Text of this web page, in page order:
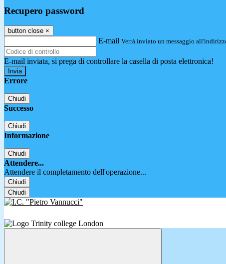
Recupero password
button close ×
E-mail Verrà inviato un messaggio
E-mail inviata, si prega di controllare la casella di posta elettronica!
Errore
Chiudi
Successo
Chiudi
Informazione
Chiudi
Attendere...
Attendere il completamento dell'operazione...
Chiudi
Chiudi